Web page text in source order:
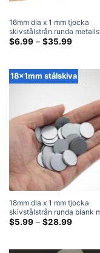
16mm dia x 1 mm tjocka
skivstålstrån runda
slagplåtar
$6.99 – $35.99
18x1mm stålskiva
18mm dia x 1 mm tjocka
skivstålstrån runda blank
skivanslagsplåtar
$5.99 – $28.99